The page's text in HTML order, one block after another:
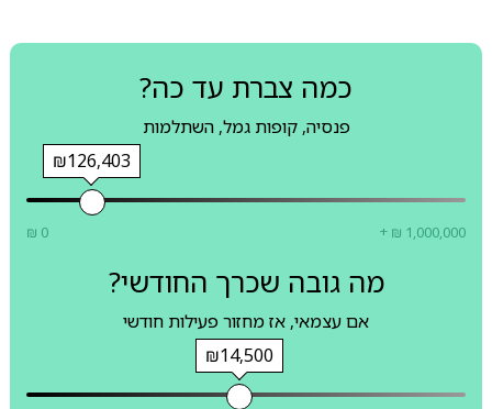
כמה צברת עד כה?
פנסיה, קופות גמל, השתלמות
₪126,403
₪ 0 + ₪ 1,000,000
מה גובה שכרך החודשי?
אם עצמאי, אז מחזור פעילות חודשי
₪14,500